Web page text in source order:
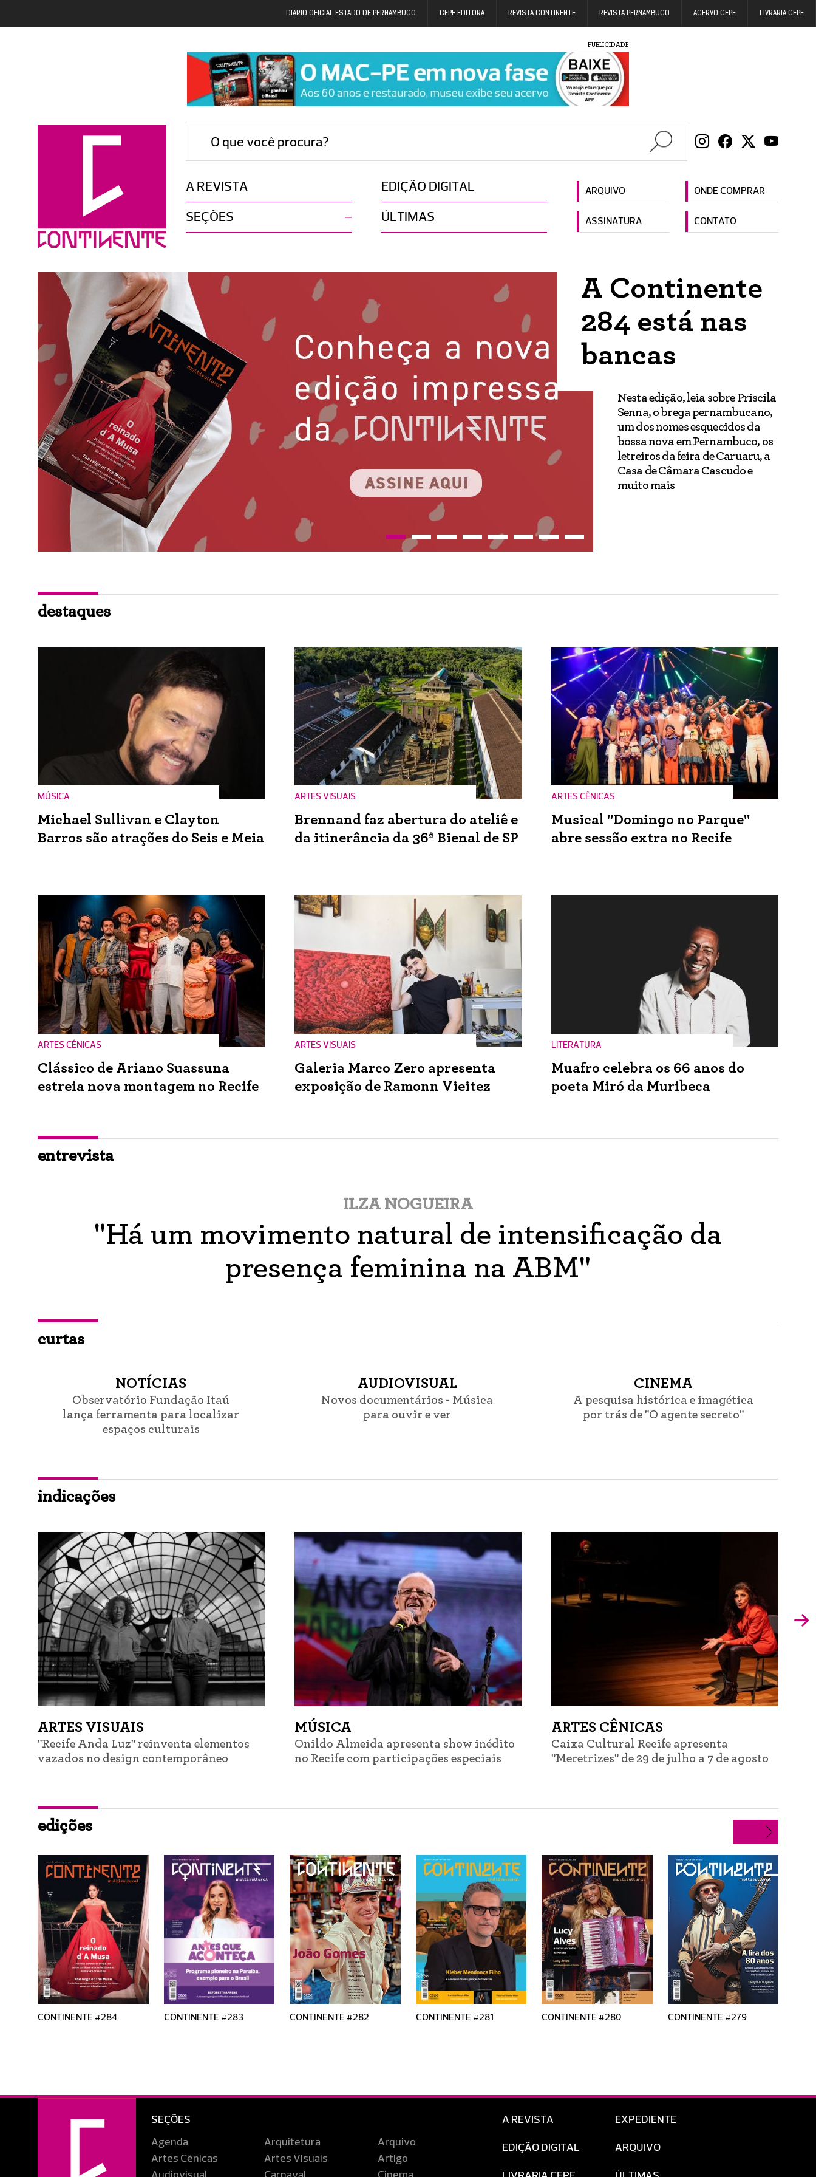
DIÁRIO OFICIAL ESTADO DE PERNAMBUCO CEPE EDITORA REVISTA CONTINENTE REVISTA PERNAMBUCO ACERVO CEPE LIVRARIA CEPE
PUBLICIDADE
O que você procura?
A REVISTA EDIÇÃO DIGITAL ARQUIVO ONDE COMPRAR
SEÇÕES ÚLTIMAS ASSINATURA CONTATO
A Continente
284 está nas
bancas
Nesta edição, leia sobre Priscila
Senna, o brega pernambucano,
um dos nomes esquecidos da
bossa nova em Pernambuco, os
letreiros da feira de Caruaru, a
Casa de Câmara Cascudo e
muito mais
destaques
MÚSICA
Michael Sullivan e Clayton
Barros são atrações do Seis e Meia
ARTES VISUAIS
Brennand faz abertura do ateliê e
da itinerância da 36ª Bienal de SP
ARTES CÊNICAS
Musical "Domingo no Parque"
abre sessão extra no Recife
ARTES CÊNICAS
Clássico de Ariano Suassuna
estreia nova montagem no Recife
ARTES VISUAIS
Galeria Marco Zero apresenta
exposição de Ramonn Vieitez
LITERATURA
Muafro celebra os 66 anos do
poeta Miró da Muribeca
entrevista
ILZA NOGUEIRA
"Há um movimento natural de intensificação da
presença feminina na ABM"
curtas
NOTÍCIAS
Observatório Fundação Itaú
lança ferramenta para localizar
espaços culturais
AUDIOVISUAL
Novos documentários - Música
para ouvir e ver
CINEMA
A pesquisa histórica e imagética
por trás de "O agente secreto"
indicações
ARTES VISUAIS
"Recife Anda Luz" reinventa elementos
vazados no design contemporâneo
MÚSICA
Onildo Almeida apresenta show inédito
no Recife com participações especiais
ARTES CÊNICAS
Caixa Cultural Recife apresenta
"Meretrizes" de 29 de julho a 7 de agosto
edições
CONTINENTE #284 CONTINENTE #283 CONTINENTE #282 CONTINENTE #281 CONTINENTE #280 CONTINENTE #279
SEÇÕES
Agenda Arquitetura
Arquivo
Artes Cênicas
Artes Visuais
Artigo
A REVISTA
EDIÇÃO DIGITAL
EXPEDIENTE
ARQUIVO